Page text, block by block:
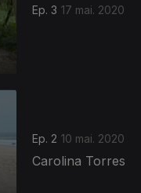
Ep. 3 17 mai. 2020
Ep. 2 10 mai. 2020
Carolina Torres